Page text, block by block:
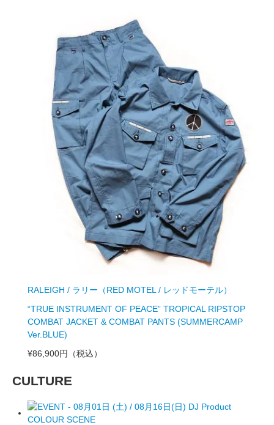
RALEIGH / ラリー（RED MOTEL / レッドモーテル）
“TRUE INSTRUMENT OF PEACE” TROPICAL RIPSTOP
COMBAT JACKET & COMBAT PANTS (SUMMERCAMP
Ver.BLUE)
¥86,900円
（税込）
CULTURE